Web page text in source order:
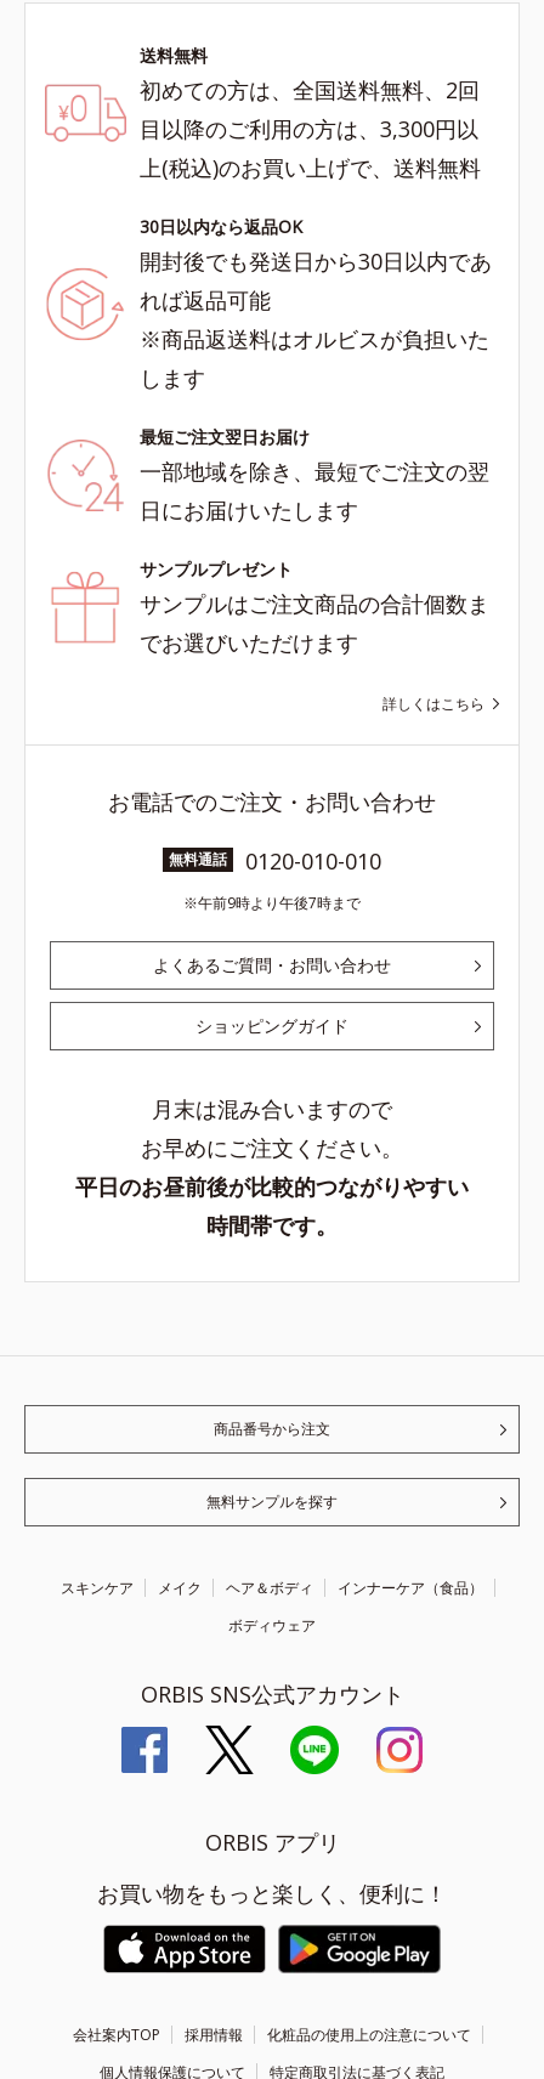
送料無料
初めての方は、全国送料無料、2回
目以降のご利用の方は、3,300円以
上(税込)のお買い上げで、送料無料
30日以内なら返品OK
開封後でも発送日から30日以内であ
れば返品可能
※商品返送料はオルビスが負担いた
します
最短ご注文翌日お届け
一部地域を除き、最短でご注文の翌
日にお届けいたします
サンプルプレゼント
サンプルはご注文商品の合計個数ま
でお選びいただけます
詳しくはこちら
お電話でのご注文・お問い合わせ
無料通話 0120-010-010
午前9時より午後7時まで
よくあるご質問・お問い合わせ
ショッピングガイド
月末は混み合いますので
お早めにご注文ください。
平日のお昼前後が比較的つながりやすい
時間帯です。
商品番号から注文
無料サンプルを探す
スキンケア メイク ヘア＆ボディ
インナーケア（食品）
ボディウェア
ORBIS SNS公式アカウント
ORBIS アプリ
お買い物をもっと楽しく、便利に！
会社案内TOP 採用情報
化粧品の使用上の注意について
個人情報保護について
特定商取引法に基づく表記